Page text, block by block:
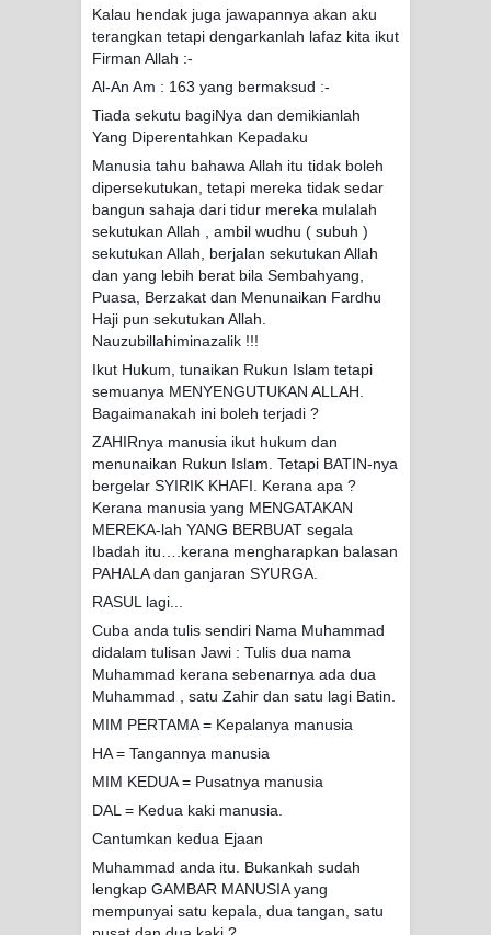
Kalau hendak juga jawapannya akan aku
terangkan tetapi dengarkanlah lafaz kita ikut
Firman Allah :-
Al-An Am : 163 yang bermaksud :-
Tiada sekutu bagiNya dan demikianlah
Yang Diperentahkan Kepadaku
Manusia tahu bahawa Allah itu tidak boleh
dipersekutukan, tetapi mereka tidak sedar
bangun sahaja dari tidur mereka mulalah
sekutukan Allah , ambil wudhu ( subuh )
sekutukan Allah, berjalan sekutukan Allah
dan yang lebih berat bila Sembahyang,
Puasa, Berzakat dan Menunaikan Fardhu
Haji pun sekutukan Allah.
Nauzubillahiminazalik !!!
Ikut Hukum, tunaikan Rukun Islam tetapi
semuanya MENYENGUTUKAN ALLAH.
Bagaimanakah ini boleh terjadi ?
ZAHIRnya manusia ikut hukum dan
menunaikan Rukun Islam. Tetapi BATIN-nya
bergelar SYIRIK KHAFI. Kerana apa ?
Kerana manusia yang MENGATAKAN
MEREKA-lah YANG BERBUAT segala
Ibadah itu….kerana mengharapkan balasan
PAHALA dan ganjaran SYURGA.
RASUL lagi...
Cuba anda tulis sendiri Nama Muhammad
didalam tulisan Jawi : Tulis dua nama
Muhammad kerana sebenarnya ada dua
Muhammad , satu Zahir dan satu lagi Batin.
MIM PERTAMA = Kepalanya manusia
HA = Tangannya manusia
MIM KEDUA = Pusatnya manusia
DAL = Kedua kaki manusia.
Cantumkan kedua Ejaan
Muhammad anda itu. Bukankah sudah
lengkap GAMBAR MANUSIA yang
mempunyai satu kepala, dua tangan, satu